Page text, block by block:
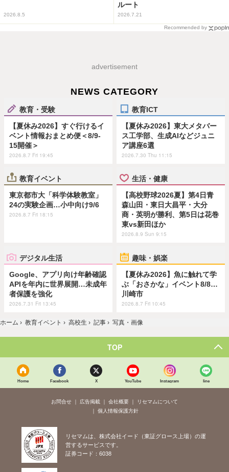
2026.8.5
ルート
2026.7.21
Recommended by
advertisement
NEWS CATEGORY
教育・受験
【夏休み2026】すぐ行けるイ
ベント情報おまとめ便＜8/9-
15開催＞
2026.8.7 Fri 19:45
教育ICT
【夏休み2026】東大メタバー
ス工学部、生成AIなどジュニ
ア講座6選
2026.7.30 Thu 11:15
教育イベント
東京都市大「科学体験教室」
24の実験企画…小中向け9/6
2026.8.7 Fri 18:15
生活・健康
【高校野球2026夏】第4日青
森山田・東日大昌平・大分
商・英明が勝利、第5日は花巻
東vs新田ほか
2026.8.9 Sun 9:15
デジタル生活
Google、アプリ向け年齢確認
APIを年内に世界展開…未成年
者保護を強化
2026.7.31 Fri 13:45
趣味・娯楽
【夏休み2026】魚に触れて学
ぶ「おさかな」イベント8/8…
川崎市
2026.8.7 Fri 10:45
ホーム › 教育イベント › 高校生 › 記事 › 写真・画像
TOP
Home Facebook X YouTube Instagram line
お問合せ 広告掲載 会社概要
リセマムについて
個人情報保護方針
リセマムは、株式会社イード（東証グロース上場）の運
営するサービスです。
証券コード：6038